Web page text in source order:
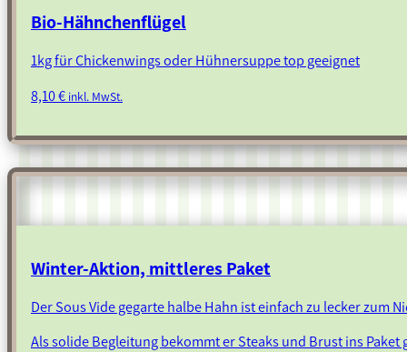
Bio-Hähnchenflügel
1kg für Chickenwings oder Hühnersuppe top geeignet
8,10€ inkl. MwSt.
Winter-Aktion, mittleres Paket
Der Sous Vide gegarte halbe Hahn ist einfach zu lecker zum
Als solide Begleitung bekommt er Steaks und Brust ins Paket